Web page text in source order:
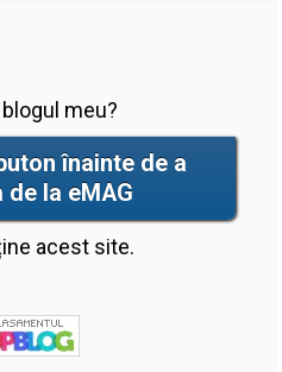
meu?
înainte de a
de la eMAG
acest site.